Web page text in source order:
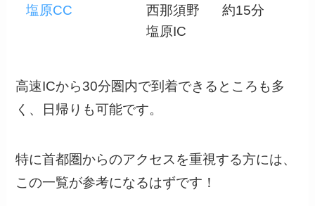
塩原CC
西那須野
塩原IC
約15分
高速ICから30分圏内で到着できるところも多
く、日帰りも可能です。
特に首都圏からのアクセスを重視する方には、
この一覧が参考になるはずです！